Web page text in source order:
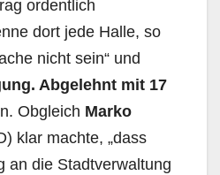
ordentlich
dort jede Halle, so
nicht sein“ und
Abgelehnt mit 17
Obgleich Marko
klar machte, „dass
an die Stadt­verwaltung